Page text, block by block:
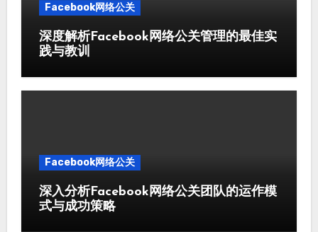
Facebook网络公关
深度解析Facebook网络公关管理的最佳实
践与教训
Facebook网络公关
深入分析Facebook网络公关团队的运作模
式与成功策略